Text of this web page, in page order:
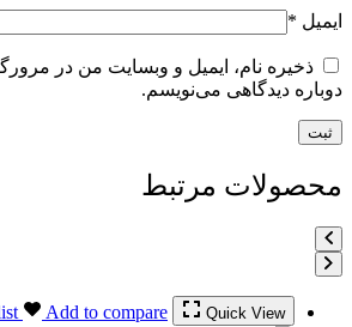
ایمیل *
ذخیره نام، ایمیل و وبسایت من در
دوباره دیدگاهی می‌نویسم.
محصولات مرتبط
Quick View
Add to compare